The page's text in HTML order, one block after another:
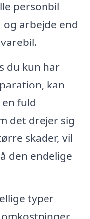
personbil
arbejde end
du kun har
kan
fuld
det drejer sig
skader, vil
den endelige
typer